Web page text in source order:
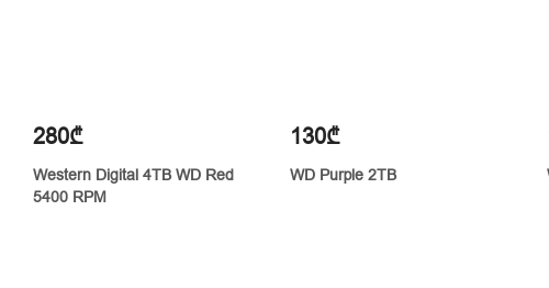
280₾
Western Digital 4TB WD Red
5400 RPM
130₾
WD Purple 2TB